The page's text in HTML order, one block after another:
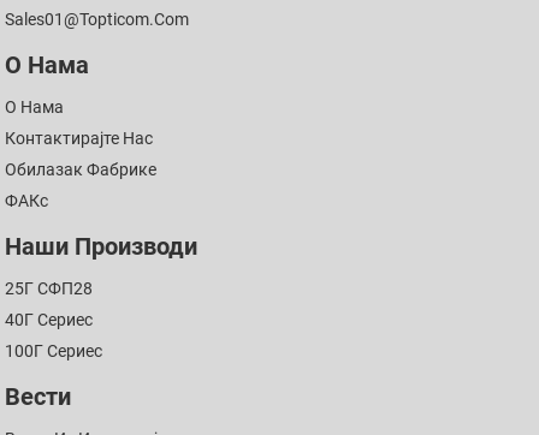
Sales01@topticom.com
О Нама
О Нама
Контактирајте Нас
Обилазак Фабрике
ФАКс
Наши Производи
25Г СФП28
40Г Сериес
100Г Сериес
Вести